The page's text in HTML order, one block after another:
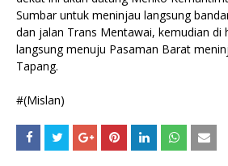
Sumbar untuk meninjau langsung
dan jalan Trans Mentawai, kemudian di
langsung menuju Pasaman Barat
Tapang.
#(Mislan)